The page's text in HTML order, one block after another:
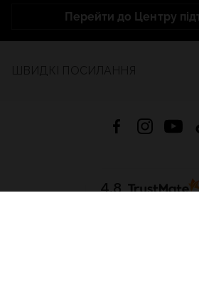
Перейти до Центру
4.8